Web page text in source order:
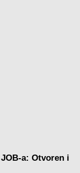
a: Otvoren i